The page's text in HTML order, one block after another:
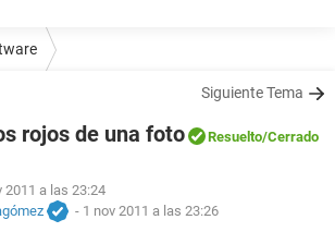
Siguiente Tema
rojos de una foto Resuelto/Cerrado
2011 a las 23:24
- 1 nov 2011 a las 23:26